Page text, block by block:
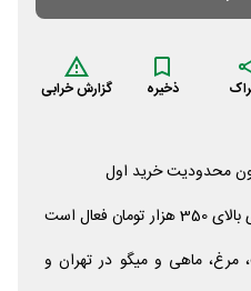
ذخیره گزارش خرابی
محدودیت خرید اول
فعال است
مرغ، ماهی و میگو در تهران و